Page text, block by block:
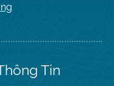
Tin